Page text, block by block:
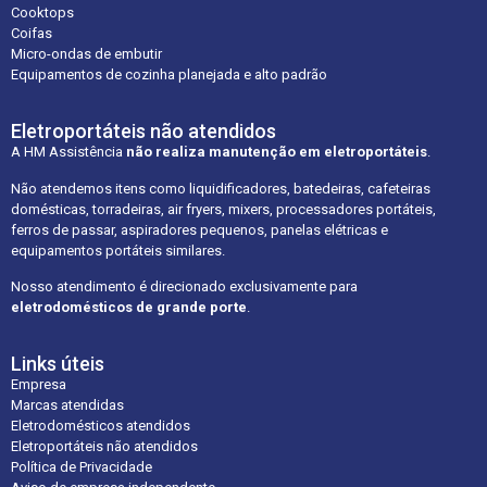
Cooktops
Coifas
Micro-ondas de embutir
Equipamentos de cozinha planejada e alto padrão
Eletroportáteis não atendidos
A HM Assistência não realiza manutenção em eletroportáteis.
Não atendemos itens como liquidificadores, batedeiras, cafeteiras
domésticas, torradeiras, air fryers, mixers, processadores portáteis,
ferros de passar, aspiradores pequenos, panelas elétricas e
equipamentos portáteis similares.
Nosso atendimento é direcionado exclusivamente para
eletrodomésticos de grande porte
Links úteis
Empresa
Marcas atendidas
Eletrodomésticos atendidos
Eletroportáteis não atendidos
Política de Privacidade